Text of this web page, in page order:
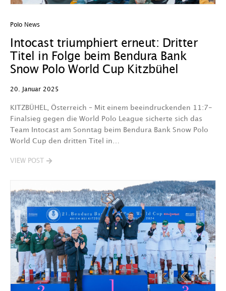
Polo News
Intocast triumphiert erneut: Dritter
Titel in Folge beim Bendura Bank
Snow Polo World Cup Kitzbühel
20. Januar 2025
KITZBÜHEL, Österreich – Mit einem beeindruckenden 11:7-
Finalsieg gegen die World Polo League sicherte sich das
Team Intocast am Sonntag beim Bendura Bank Snow Polo
World Cup den dritten Titel in…
VIEW POST